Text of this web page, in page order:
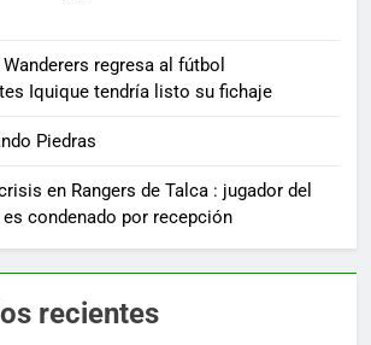
regresa al fútbol
Iquique tendría listo su fichaje
Piedras
en Rangers de Talca : jugador del
condenado por recepción
recientes